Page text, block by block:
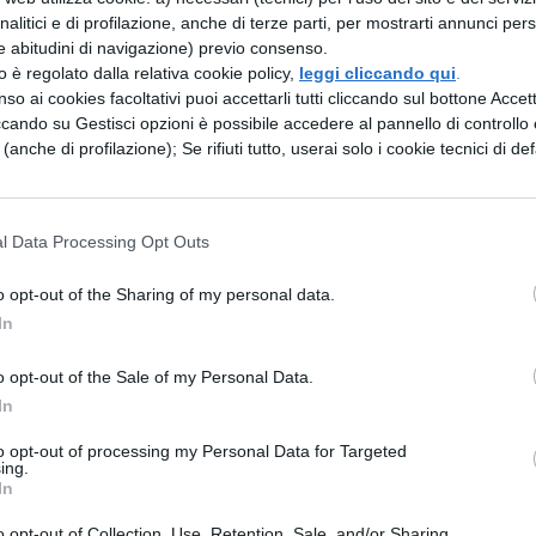
e di profilazione, anche di terze parti, per mostrarti annunci
abitudini di navigazione) previo consenso.
è regolato dalla relativa cookie policy, leggi cliccando qui
ai cookies facoltativi puoi accettarli tutti cliccando sul bottone
su Gestisci opzioni è possibile accedere al pannello di controllo
di profilazione); Se rifiuti tutto, userai solo i cookie tecnici di
Data Processing Opt Outs
opt-out of the Sharing of my personal data.
opt-out of the Sale of my Personal Data.
opt-out of processing my Personal Data for Targeted
ma Aracne, fanciulla originaria della Lidia,
Le Ninfe scendevano dai colli e lasciavano le
guardavano stupite le belle tele ricamate
la fanciulla e dice: "Di certo reputi Minerva
considera come oltraggio le parole della ninfa e
la fanciulla e la dea tessono le tele con grande
dèi dell'Olimpo, Aracne le storie d'amore.
allora Minerva, per la rabbia, strappa la tela di
tele per sempre!" e subito trasforma la fanciulla
fili nell'aria ai rami o agli angoli degli edifici,
le tele del ragno.